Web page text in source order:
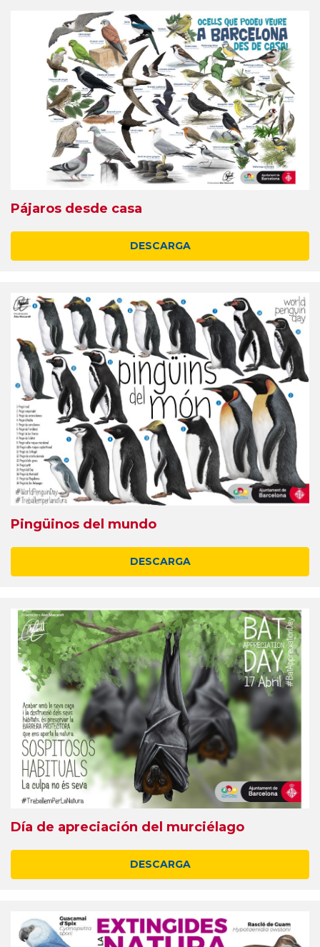
Pájaros desde casa
DESCARGA
Pingüinos del mundo
DESCARGA
Día de apreciación del murciélago
DESCARGA